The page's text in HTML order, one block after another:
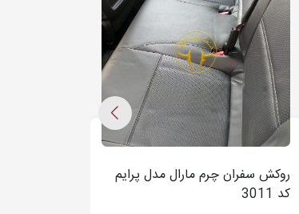
روکش سفران چرم مارال مدل پرایم
کد 3011